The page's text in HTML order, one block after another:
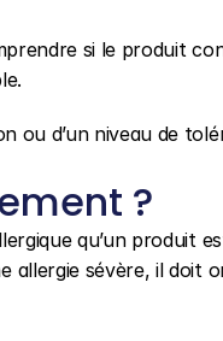
si le produit
ou d’un niveau de
?
qu’un produit
allergie sévère, il doit